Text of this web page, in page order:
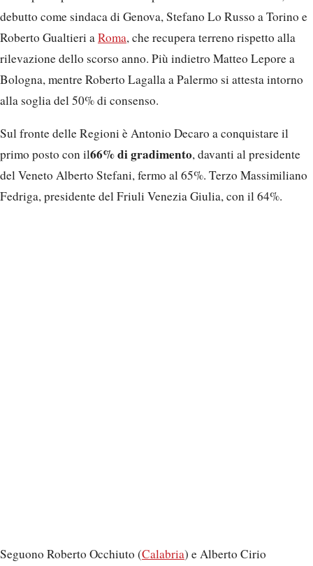
debutto come sindaca di Genova, Stefano Lo Russo a Torino e
Roberto Gualtieri aRoma, che recupera terreno rispetto alla
rilevazione dello scorso anno. Più indietro Matteo Lepore a
Bologna, mentre Roberto Lagalla a Palermo si attesta intorno
alla soglia del 50% di consenso.
Sul fronte delle Regioni è Antonio Decaro a conquistare il
primo posto con il66% di gradimento, davanti al presidente
del Veneto Alberto Stefani, fermo al 65%. Terzo Massimiliano
Fedriga, presidente del Friuli Venezia Giulia, con il 64%.
Seguono Roberto Occhiuto (Calabria) e Alberto Cirio